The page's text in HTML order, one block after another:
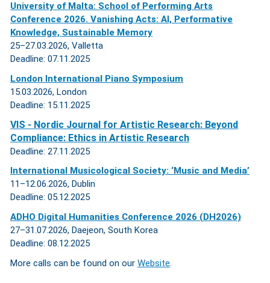
University of Malta: School of Performing Arts
Conference 2026. Vanishing Acts: AI, Performative
Knowledge, Sustainable Memory
25–27.03.2026, Valletta
Deadline: 07.11.2025
London International Piano Symposium
15.03.2026, London
Deadline: 15.11.2025
VIS - Nordic Journal for Artistic Research: Beyond
Compliance: Ethics in Artistic Research
Deadline: 27.11.2025
International Musicological Society: ‘Music and Media’
11–12.06.2026, Dublin
Deadline: 05.12.2025
ADHO Digital Humanities Conference 2026 (DH2026)
27–31.07.2026, Daejeon, South Korea
Deadline: 08.12.2025
More calls can be found on our Website.